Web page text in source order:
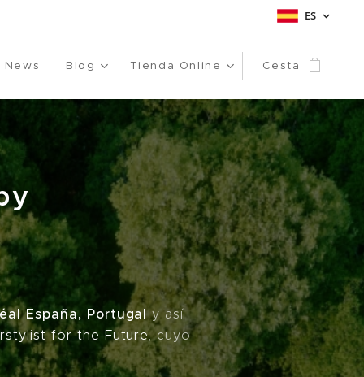
ES
News Blog Tienda Online Cesta
España, Portugal y así
for the Future, cuyo